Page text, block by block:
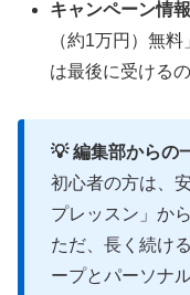
キャンペーン情報
（約1万円）無
は最後に受ける
💡 編集部からの
初心者の方は、
プレッスン」か
ただ、長く続け
ープとパーソナ